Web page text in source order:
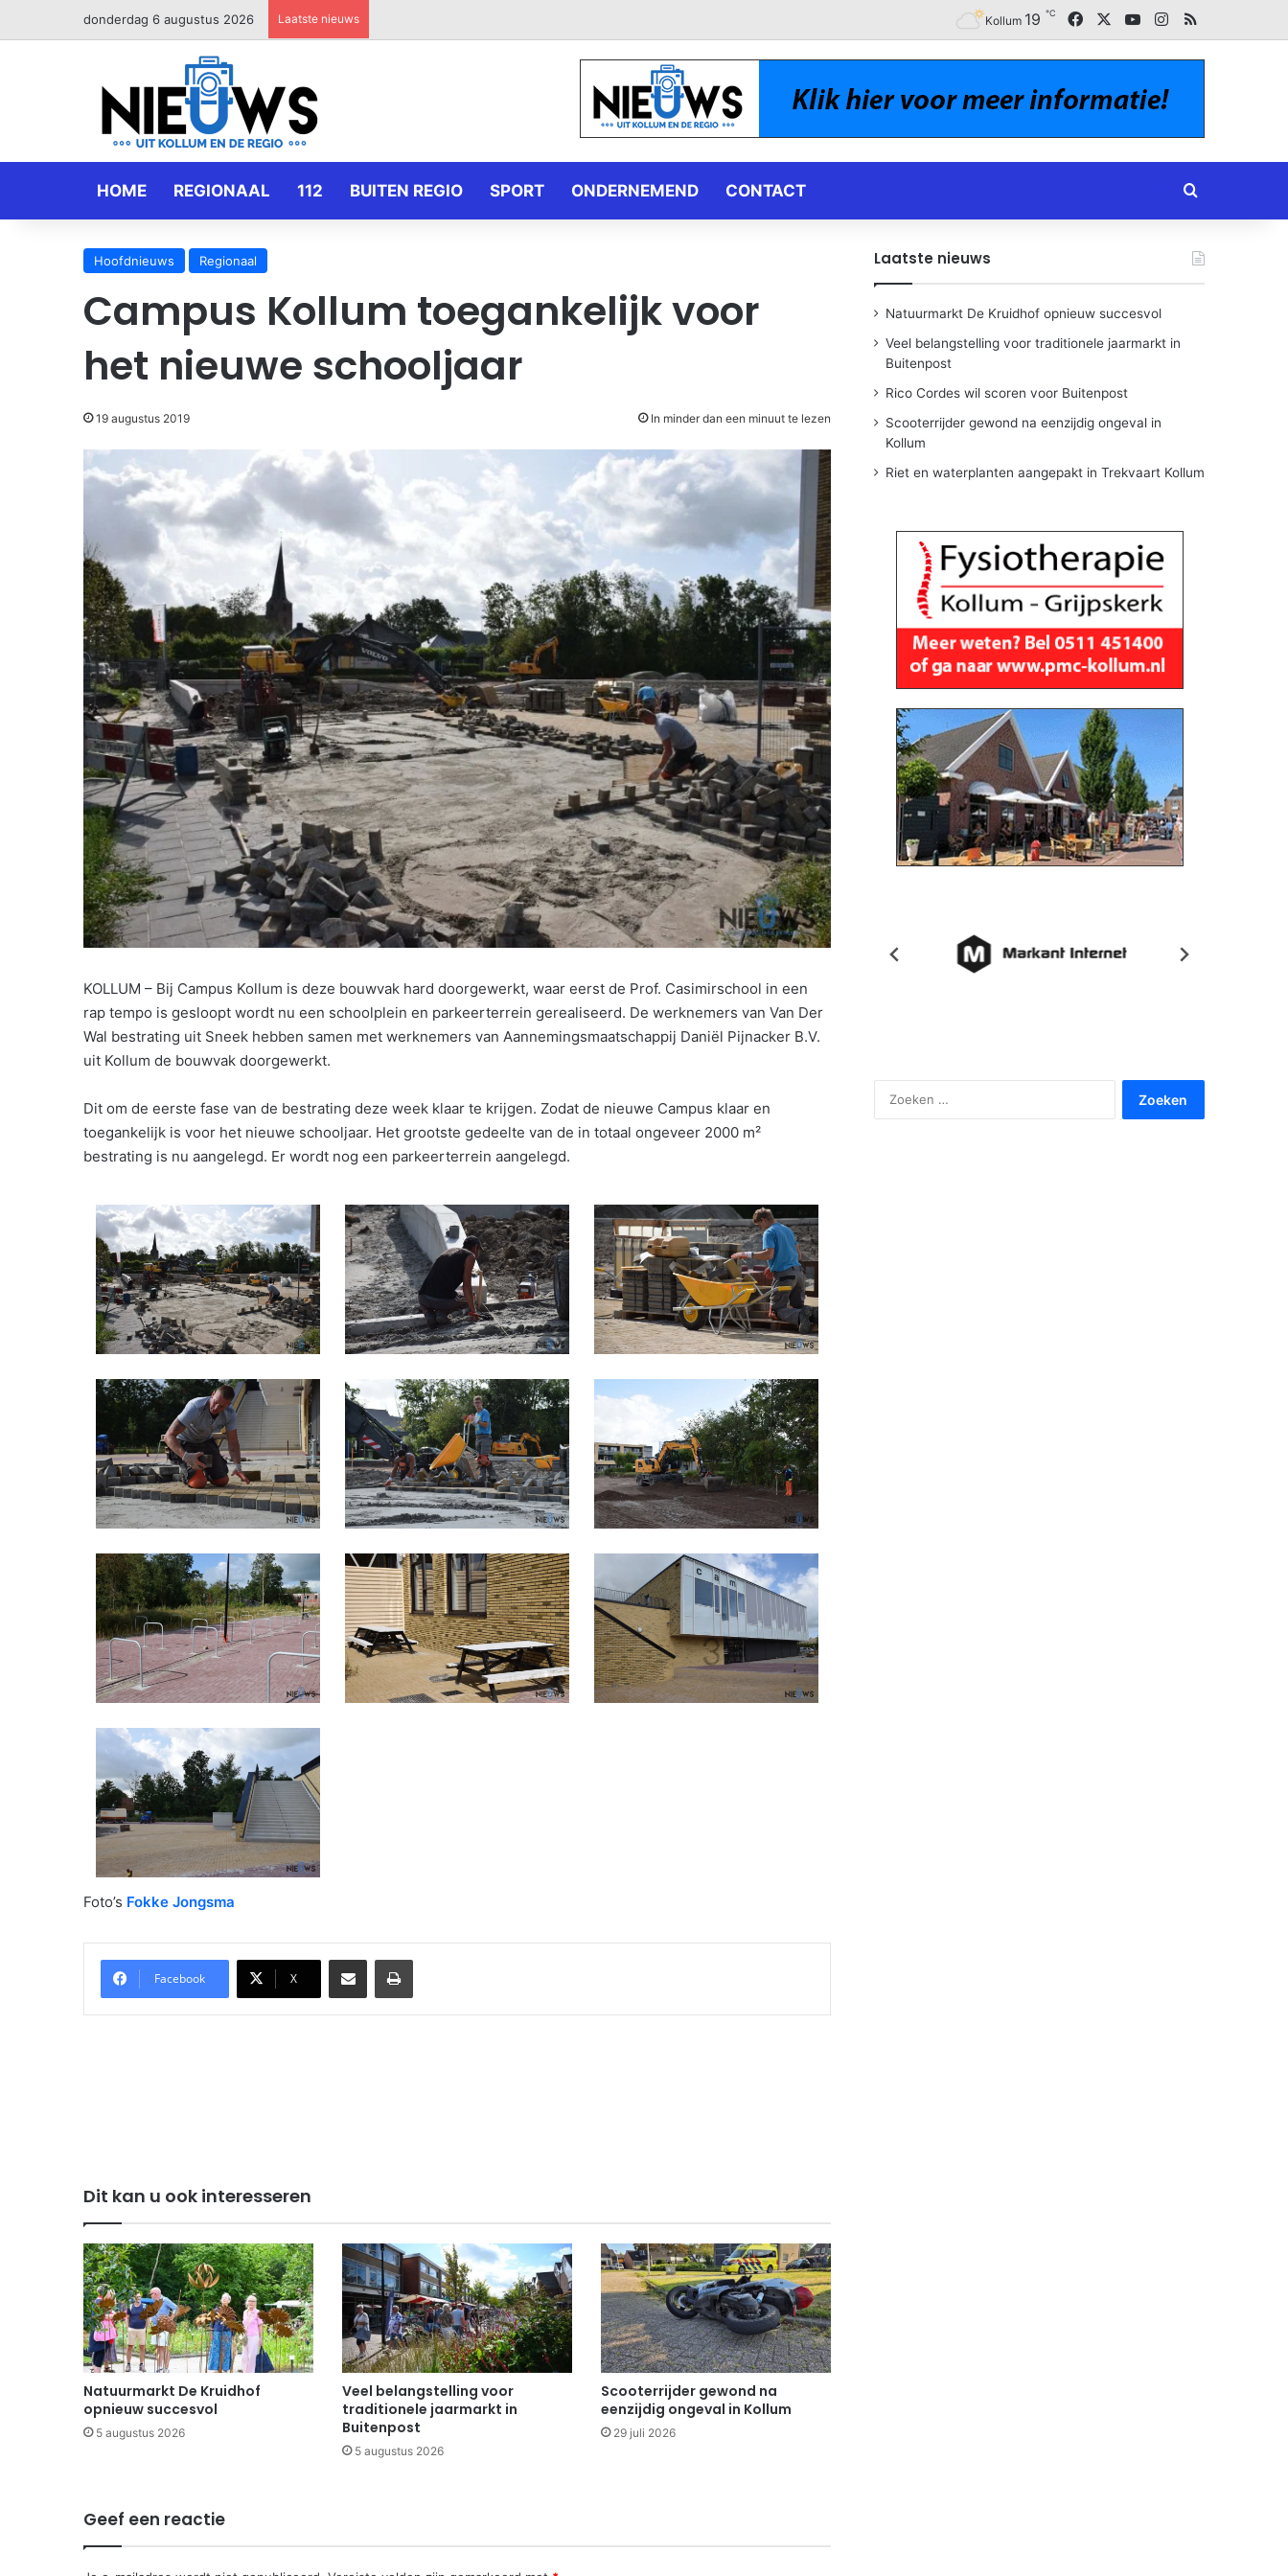
donderdag 6 augustus 2026 Laatste nieuws Kollum 19 ℃ FacebookYouTubeInstagram
RSS
HOME REGIONAAL 112 BUITEN REGIO SPORT ONDERNEMEND CONTACT Zoeken naar
Hoofdnieuws Regionaal
Campus Kollum toegankelijk voor
het nieuwe schooljaar
19 augustus 2019 In minder dan een minuut te lezen
KOLLUM – Bij Campus Kollum is deze bouwvak hard doorgewerkt, waar eerst de Prof. Casimirschool in een
rap tempo is gesloopt wordt nu een schoolplein en parkeerterrein gerealiseerd. De werknemers van Van Der
Wal bestrating uit Sneek hebben samen met werknemers van Aannemingsmaatschappij Daniël Pijnacker B.V.
uit Kollum de bouwvak doorgewerkt.
Dit om de eerste fase van de bestrating deze week klaar te krijgen. Zodat de nieuwe Campus klaar en
toegankelijk is voor het nieuwe schooljaar. Het grootste gedeelte van de in totaal ongeveer 2000 m²
bestrating is nu aangelegd. Er wordt nog een parkeerterrein aangelegd.
Foto’s Fokke Jongsma
Facebook X
Delen via Email Print
Dit kan u ook interesseren
Natuurmarkt De Kruidhof
opnieuw succesvol
5 augustus 2026
Veel belangstelling voor
traditionele jaarmarkt in
Buitenpost
5 augustus 2026
Scooterrijder gewond na
eenzijdig ongeval in Kollum
29 juli 2026
Geef een reactie
Laatste nieuws
Natuurmarkt De Kruidhof opnieuw succesvol
Veel belangstelling voor traditionele jaarmarkt in
Buitenpost
Rico Cordes wil scoren voor Buitenpost
Scooterrijder gewond na eenzijdig ongeval in
Kollum
Riet en waterplanten aangepakt in Trekvaart Kollum
naar: